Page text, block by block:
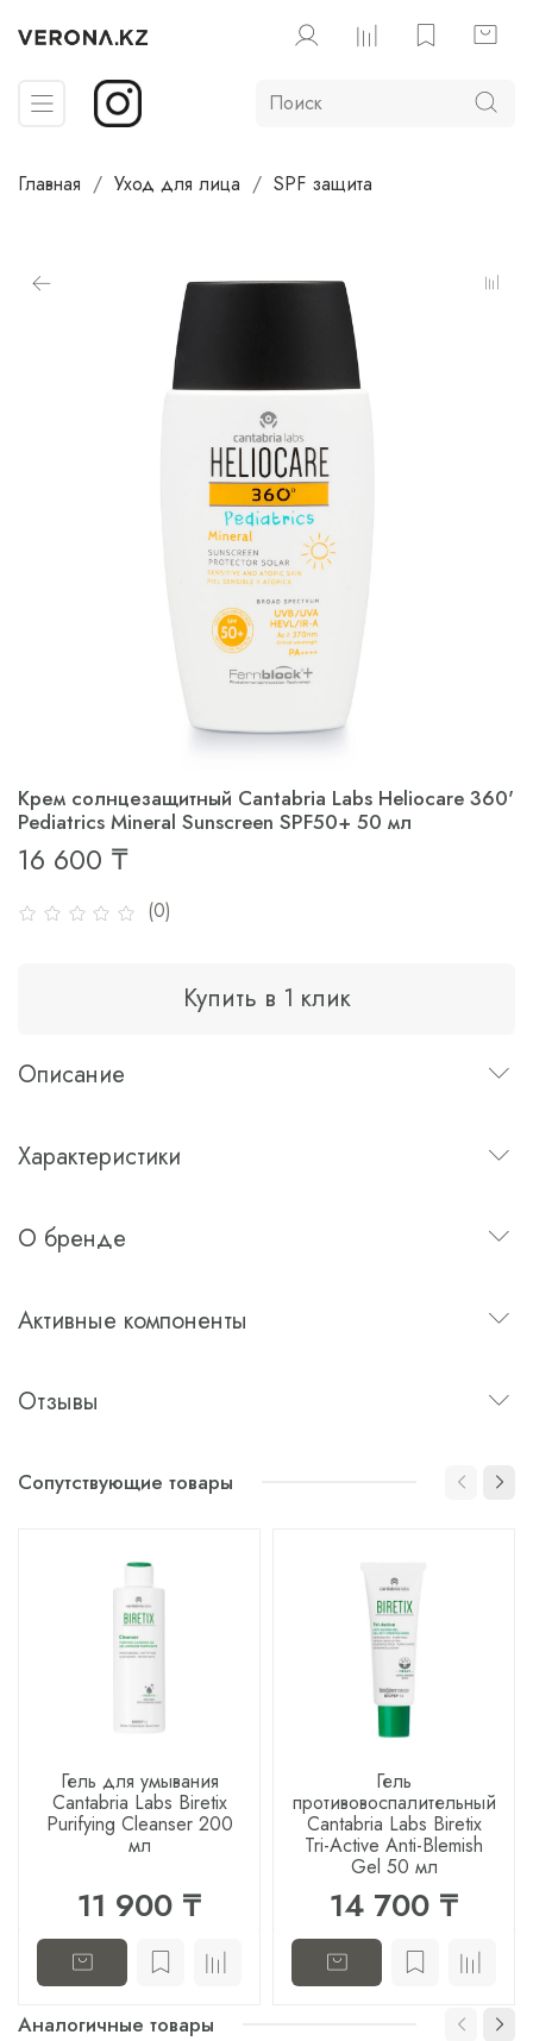
Главная Уход для лица SPF защита
(0)
Крем солнцезащитный Cantabria Labs Heliocare 360'
Pediatrics Mineral Sunscreen SPF50+ 50 мл
16 600 ₸
Купить в 1 клик
Описание
Характеристики
О бренде
Активные компоненты
Отзывы
Сопутствующие товары
Гель для умывания
Cantabria Labs Biretix
Purifying Cleanser 200
мл
11 900 ₸
Гель
противовоспалительный
Cantabria Labs Biretix
Tri-Active Anti-Blemish
Gel 50 мл
14 700 ₸
Аналогичные товары